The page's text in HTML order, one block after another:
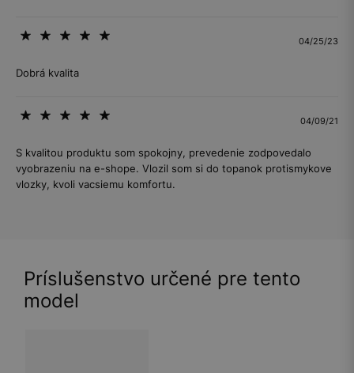
04/25/23
Dobrá kvalita
04/09/21
S kvalitou produktu som spokojny, prevedenie zodpovedalo
vyobrazeniu na e-shope. Vlozil som si do topanok protismykove
vlozky, kvoli vacsiemu komfortu.
Príslušenstvo určené pre tento
model